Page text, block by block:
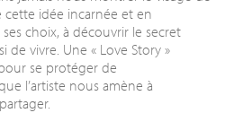
cette idée incarnée et en
choix, à découvrir le secret
de vivre. Une « Love Story »
se protéger de
l’artiste nous amène à